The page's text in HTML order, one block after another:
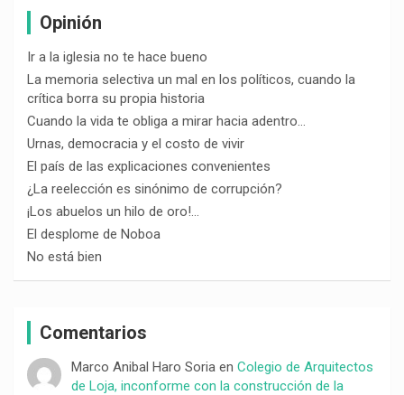
Opinión
Ir a la iglesia no te hace bueno
La memoria selectiva un mal en los políticos, cuando la
crítica borra su propia historia
Cuando la vida te obliga a mirar hacia adentro…
Urnas, democracia y el costo de vivir
El país de las explicaciones convenientes
¿La reelección es sinónimo de corrupción?
¡Los abuelos un hilo de oro!…
El desplome de Noboa
No está bien
Comentarios
Marco Anibal Haro Soria en Colegio de Arquitectos
de Loja, inconforme con la construcción de la